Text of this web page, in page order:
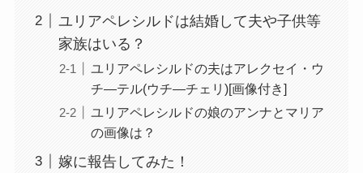
ユリアペレシルドは結婚して夫や子供等
家族はいる？
ユリアペレシルドの夫はアレクセイ・ウ
チ―テル(ウチ―チェリ)[画像付き]
ユリアペレシルドの娘のアンナとマリア
の画像は？
嫁に報告してみた！